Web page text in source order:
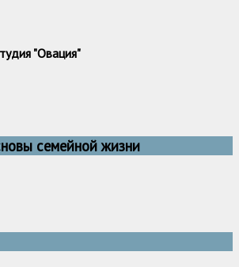
"Овация"
семейной жизни